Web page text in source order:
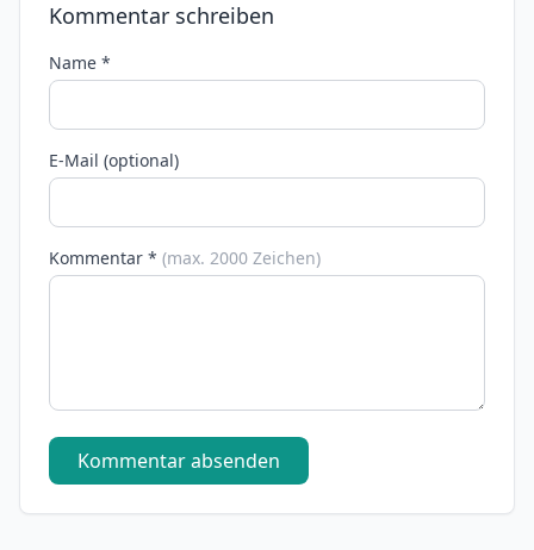
Kommentar schreiben
Name *
E-Mail (optional)
Kommentar * (max. 2000 Zeichen)
Kommentar absenden